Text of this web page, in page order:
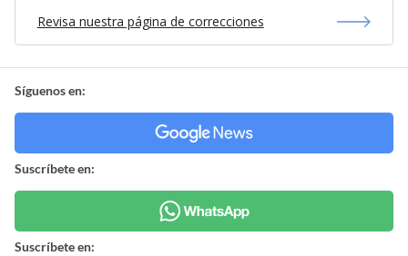
Revisa nuestra página de correcciones
Síguenos en:
Suscríbete en:
Suscríbete en: